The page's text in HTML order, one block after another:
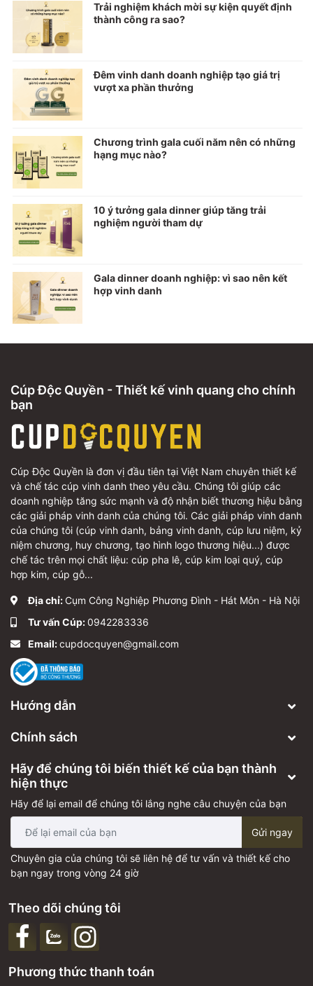
Trải nghiệm khách mời sự kiện quyết định
thành công ra sao?
Đêm vinh danh doanh nghiệp tạo giá trị
vượt xa phần thưởng
Chương trình gala cuối năm nên có những
hạng mục nào?
10 ý tưởng gala dinner giúp tăng trải
nghiệm người tham dự
Gala dinner doanh nghiệp: vì sao nên kết
hợp vinh danh
Cúp Độc Quyền - Thiết kế vinh quang cho chính
bạn
Cúp Độc Quyền là đơn vị đầu tiên tại Việt Nam chuyên thiết kế
và chế tác cúp vinh danh theo yêu cầu. Chúng tôi giúp các
doanh nghiệp tăng sức mạnh và độ nhận biết thương hiệu bằng
các giải pháp vinh danh của chúng tôi. Các giải pháp vinh danh
của chúng tôi (cúp vinh danh, bảng vinh danh, cúp lưu niệm, kỷ
niệm chương, huy chương, tạo hình logo thương hiệu...) được
chế tác trên mọi chất liệu: cúp pha lê, cúp kim loại quý, cúp
hợp kim, cúp gỗ...
Địa chỉ: Cụm Công Nghiệp Phương Đình - Hát Môn - Hà Nội
Tư vấn Cúp:0942283336
Email:cupdocquyen@gmail.com
Hướng dẫn
Chính sách
Hãy để chúng tôi biến thiết kế của bạn thành
hiện thực
Hãy để lại email để chúng tôi lắng nghe câu chuyện của bạn
Gửi ngay
Chuyên gia của chúng tôi sẽ liên hệ để tư vấn và thiết kế cho
bạn ngay trong vòng 24 giờ
Phương thức thanh toán
Theo dõi chúng tôi